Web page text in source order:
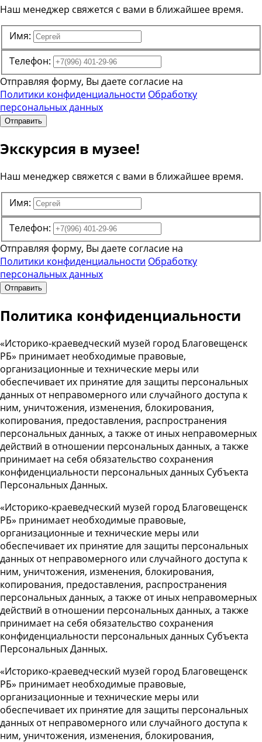
Наш менеджер свяжется с вами в ближайшее время.
Имя:
Телефон:
Отправляя форму, Вы даете согласие на
Политики конфиденциальности Обработку
персональных данных
Отправить
Экскурсия в музее!
Наш менеджер свяжется с вами в ближайшее время.
Имя:
Телефон:
Отправляя форму, Вы даете согласие на
Политики конфиденциальности Обработку
персональных данных
Отправить
Политика конфиденциальности
«Историко-краеведческий музей город Благовещенск
РБ» принимает необходимые правовые,
организационные и технические меры или
обеспечивает их принятие для защиты персональных
данных от неправомерного или случайного доступа к
ним, уничтожения, изменения, блокирования,
копирования, предоставления, распространения
персональных данных, а также от иных неправомерных
действий в отношении персональных данных, а также
принимает на себя обязательство сохранения
конфиденциальности персональных данных Субъекта
Персональных Данных.
«Историко-краеведческий музей город Благовещенск
РБ» принимает необходимые правовые,
организационные и технические меры или
обеспечивает их принятие для защиты персональных
данных от неправомерного или случайного доступа к
ним, уничтожения, изменения, блокирования,
копирования, предоставления, распространения
персональных данных, а также от иных неправомерных
действий в отношении персональных данных, а также
принимает на себя обязательство сохранения
конфиденциальности персональных данных Субъекта
Персональных Данных.
«Историко-краеведческий музей город Благовещенск
РБ» принимает необходимые правовые,
организационные и технические меры или
обеспечивает их принятие для защиты персональных
данных от неправомерного или случайного доступа к
ним, уничтожения, изменения, блокирования,